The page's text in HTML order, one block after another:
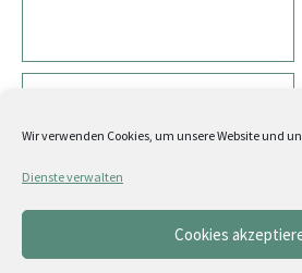
Wir verwenden Cookies, um unsere Website und
Dienste verwalten
Cookies